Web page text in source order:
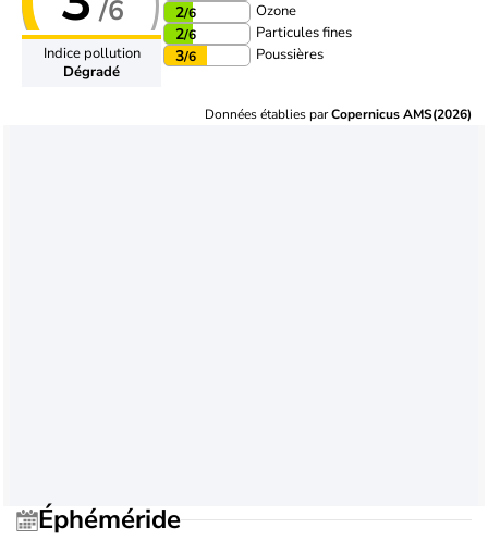
/6
Indice pollution
Dégradé
2/6 Ozone
2/6 Particules fines
3/6 Poussières
Données établies parCopernicus AMS(2026)
Éphéméride